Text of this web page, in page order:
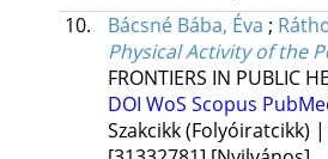
10.
Bácsné Bába, Éva ;
Physical Activity of the
FRONTIERS IN PUBLIC
DOI WoS Scopus
Szakcikk (Folyóiratcikk)